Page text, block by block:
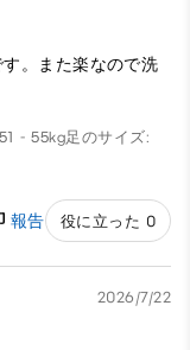
。また楽なので洗
- 55kg足のサイズ:
報告 役に立った 0
2026/7/22